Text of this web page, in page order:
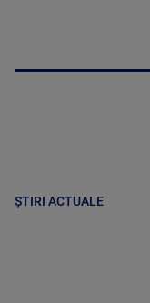
ȘTIRI ACTUALE